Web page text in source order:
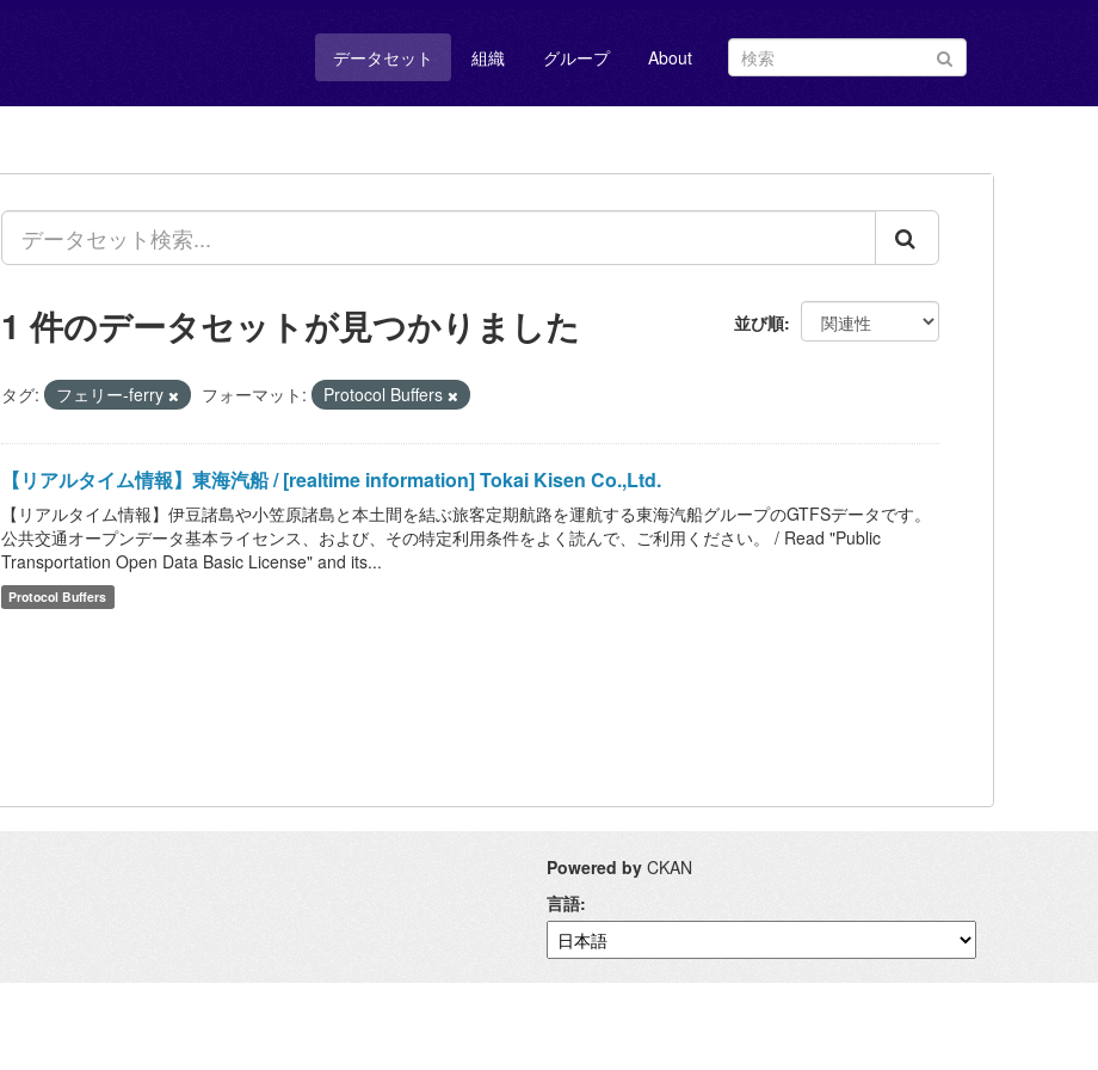
データセット 組織 グループ About
並び順
1 件のデータセットが見つかりました
タグ: フェリー-ferry フォーマット: Protocol Buffers
【リアルタイム情報】東海汽船 / [realtime information] Tokai Kisen Co.,Ltd.
【リアルタイム情報】伊豆諸島や小笠原諸島と本土間を結ぶ旅客定期航路を運航する東海汽船グループのGTFSデータです。
公共交通オープンデータ基本ライセンス、および、その特定利用条件をよく読んで、ご利用ください。 / Read "Public
Transportation Open Data Basic License" and its...
Protocol Buffers
Powered by CKAN
言語